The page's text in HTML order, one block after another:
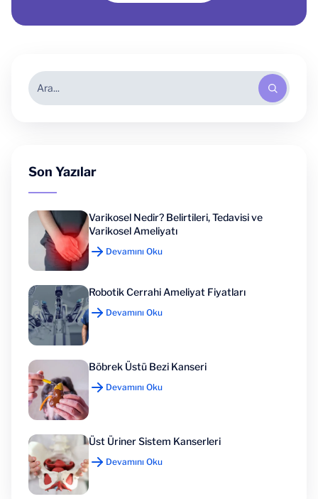
Son Yazılar
Varikosel Nedir? Belirtileri, Tedavisi ve
Varikosel Ameliyatı
Devamını Oku
Robotik Cerrahi Ameliyat Fiyatları
Devamını Oku
Böbrek Üstü Bezi Kanseri
Devamını Oku
Üst Üriner Sistem Kanserleri
Devamını Oku